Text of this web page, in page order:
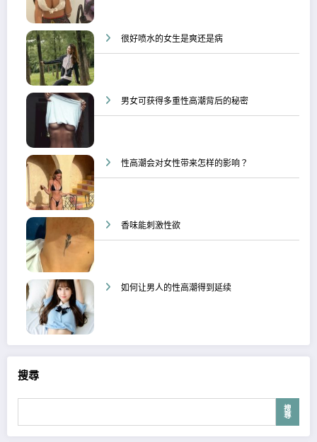
很好喷水的女生是爽还是病
男女可获得多重性高潮背后的秘密
性高潮会对女性带来怎样的影响？
香味能刺激性欲
如何让男人的性高潮得到延续
搜尋
搜
尋